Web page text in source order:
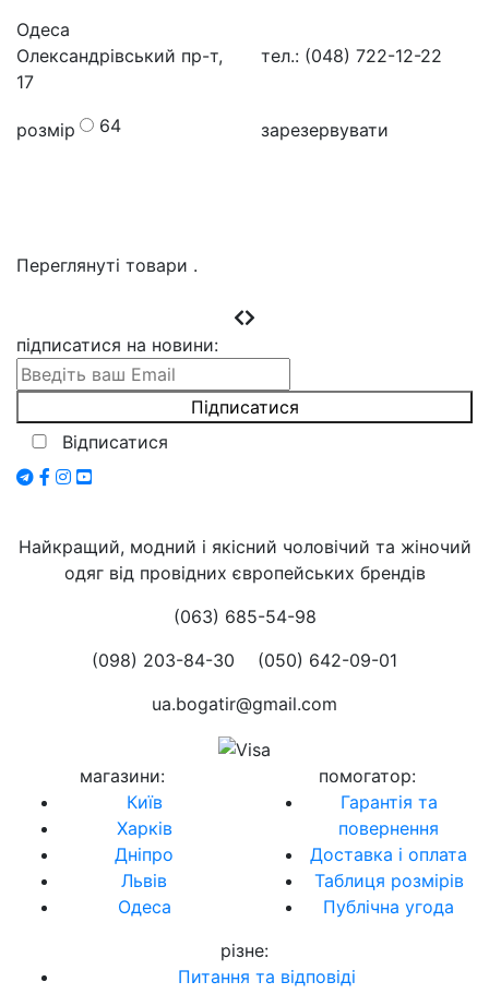
Одеса
Олександрівський пр-т,
17
тел.: (048) 722-12-22
розмір 64 зарезервувати
Переглянуті товари .
підписатися на новини:
Відписатися
Найкращий, модний і якісний чоловічий та жіночий
одяг від провідних європейських брендів
(063) 685-54-98
(098) 203-84-30
(050) 642-09-01
ua.bogatir@gmail.com
магазини:
Київ
Харків
Дніпро
Львів
Одеса
помогатор:
Гарантія та
повернення
Доставка і оплата
Таблиця розмірів
Публічна угода
різне:
Питання та відповіді